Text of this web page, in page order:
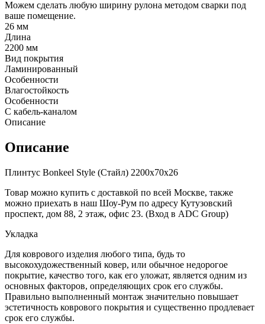
Можем сделать любую ширину рулона методом сварки под
ваше помещение.
26 мм
Длина
2200 мм
Вид покрытия
Ламинированный
Особенности
Влагостойкость
Особенности
С кабель-каналом
Описание
Описание
Плинтус Bonkeel Style (Стайл) 2200х70х26
Товар можно купить с доставкой по всей Москве, также
можно приехать в наш Шоу-Рум по адресу Кутузовский
проспект, дом 88, 2 этаж, офис 23. (Вход в ADC Group)
Укладка
Для коврового изделия любого типа, будь то
высокохудожественный ковер, или обычное недорогое
покрытие, качество того, как его уложат, является одним из
основных факторов, определяющих срок его службы.
Правильно выполненный монтаж значительно повышает
эстетичность коврового покрытия и существенно продлевает
срок его службы.